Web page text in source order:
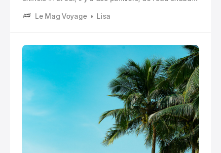
place, on se rend vite compte d’un truc : toutes les
pour la baignade tranquille.
Le Mag Voyage Lisa